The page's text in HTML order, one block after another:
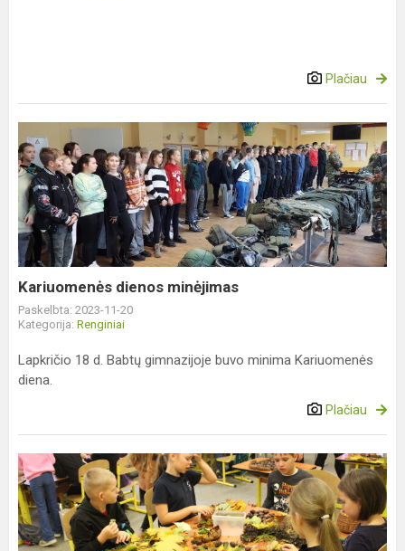
Plačiau
Kariuomenės
dienos
minėjimas
Kariuomenės dienos minėjimas
Paskelbta: 2023-11-20
Kategorija: Renginiai
Lapkričio 18 d. Babtų gimnazijoje buvo minima Kariuomenės
diena.
Plačiau
Rudenėlio
šventė